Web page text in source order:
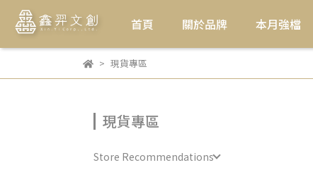
首頁 關於品牌 本月強檔
現貨專區
現貨專區
Store Recommendations